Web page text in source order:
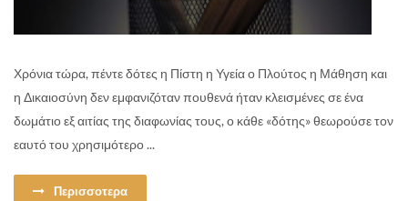
Χρόνια τώρα, πέντε δότες η Πίστη η Υγεία ο Πλούτος η Μάθηση και
η Δικαιοσύνη δεν εμφανιζόταν πουθενά ήταν κλεισμένες σε ένα
δωμάτιο εξ αιτίας της διαφωνίας τους, ο κάθε «δότης» θεωρούσε τον
εαυτό του χρησιμότερο ...
Περισσοτερα